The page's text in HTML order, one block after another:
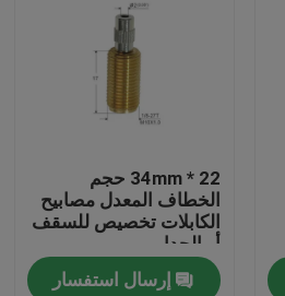
22 * 34mm حجم
الخطاف المعدل مصابيح
الكابلات تخصيص للسقف
أو الجدار
إرسال استفسار